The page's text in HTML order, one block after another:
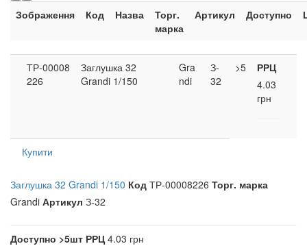
Зображення Код Назва
Торг.
марка
Артикул Доступно
ТР-00008
226
Заглушка 32
Grandi 1/150
Gra
ndi
З-
32
>5
РРЦ
4.03
грн
Купити
Заглушка 32 Grandi 1/150 Код ТР-00008226 Торг. марка
Grandi Артикул З-32
Доступно >5шт РРЦ4.03 грн